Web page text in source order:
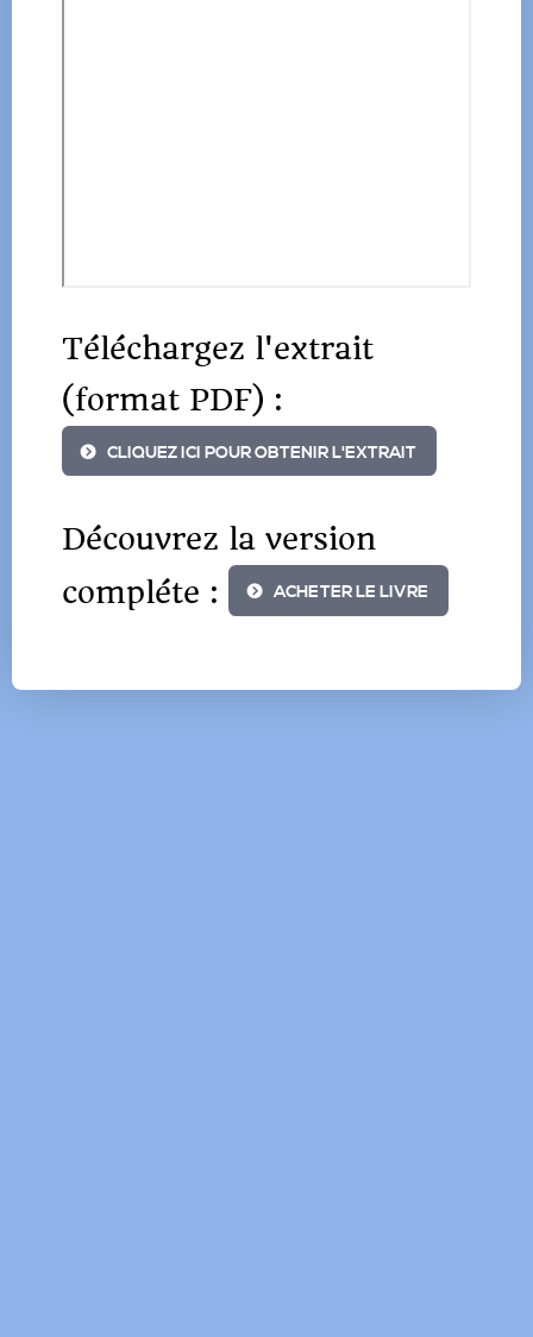
Téléchargez l'extrait
(format PDF) :
CLIQUEZ ICI POUR OBTENIR L'EXTRAIT
Découvrez la version
compléte :
ACHETER LE LIVRE